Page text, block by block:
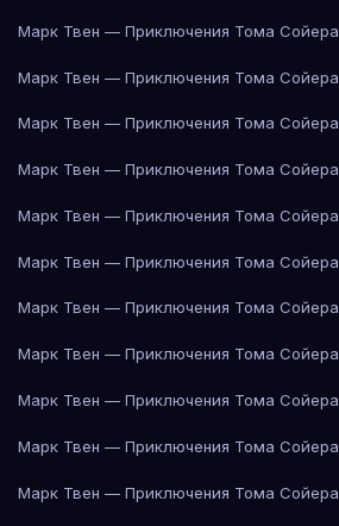
Марк Твен — Приключения Тома Сойера
Марк Твен — Приключения Тома Сойера
Марк Твен — Приключения Тома Сойера
Марк Твен — Приключения Тома Сойера
Марк Твен — Приключения Тома Сойера
Марк Твен — Приключения Тома Сойера
Марк Твен — Приключения Тома Сойера
Марк Твен — Приключения Тома Сойера
Марк Твен — Приключения Тома Сойера
Марк Твен — Приключения Тома Сойера
Марк Твен — Приключения Тома Сойера